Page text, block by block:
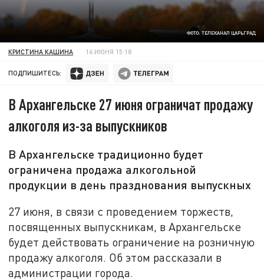
ФОТО: ТЕЛЕКАНАЛ ЦАРЬГРАД
КРИСТИНА КАШИНА 16 ИЮНЯ 15:18
ПОДПИШИТЕСЬ:
В Архангельске 27 июня ограничат продажу
алкоголя из-за выпускников
В Архангельске традиционно будет
ограничена продажа алкогольной
продукции в день празднования выпускных
27 июня, в связи с проведением торжеств,
посвященных выпускникам, в Архангельске
будет действовать ограничение на розничную
продажу алкоголя. Об этом рассказали в
администрации города.